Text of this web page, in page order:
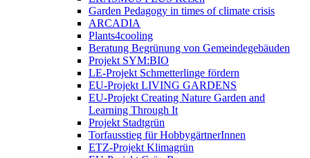
Garden Pedagogy in times of climate crisis
ARCADIA
Plants4cooling
Beratung Begrünung von Gemeindegebäuden
Projekt SYM:BIO
LE-Projekt Schmetterlinge fördern
EU-Projekt LIVING GARDENS
EU-Projekt Creating Nature Garden and
Learning Through It
Projekt Stadtgrün
Torfausstieg für HobbygärtnerInnen
ETZ-Projekt Klimagrün